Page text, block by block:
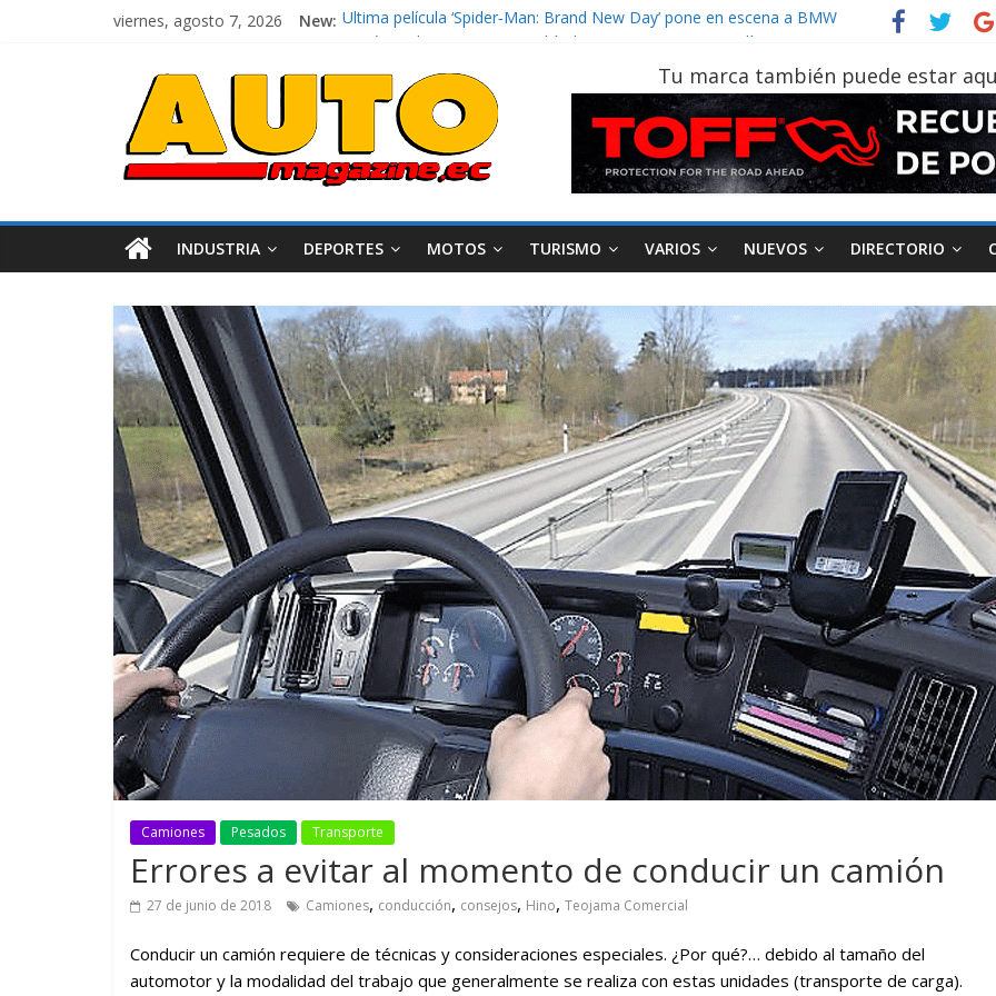
viernes, agosto 7, 2026 New: El costo de tener un vehículo gana protagonismo a la hora de decidir
¿Qué puede pasar con tu vehículo si permanece varios días sin usar?
La Vuelta al Ecuador 2026, edición 47ª, recorre 7 provincias en 8 días
La FEDAK recibe 12 Sinotruk Bolden para cubrir las rutas de La Vuelta
Tu marca también puede estar
INDUSTRIA DEPORTES MOTOS TURISMO VARIOS NUEVOS DIRECTORIO
Camiones Pesados Transporte
Errores a evitar al momento de conducir un camión
27 de junio de 2018 Camiones, conducción, consejos, Hino, Teojama Comercial
Conducir un camión requiere de técnicas y consideraciones especiales. ¿Por qué?… debido al tamaño del
automotor y la modalidad del trabajo que generalmente se realiza con estas unidades (transporte de carga).
Movilidad Varios
GM reafirma su
compromiso con movilidad
más segura y conectada
Movilidad Turismo Varios
¿Qué puede pasar con tu
vehículo si permanece
varios días sin usar?
AEADE Industria Motociclismo
Movilidad
Campaña busca cambiar
destino de los
en la región